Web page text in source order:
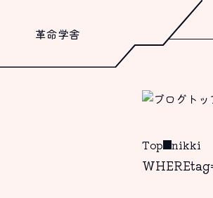
革命学舎
Top nikki
WHEREtag